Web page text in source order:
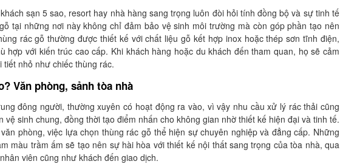
sạn 5 sao, resort hay nhà hàng sang trọng luôn đòi hỏi tính đồng bộ và sự tinh tế
tại những nơi này không chỉ đảm bảo vệ sinh môi trường mà còn góp phần tạo nên
rác gỗ thường được thiết kế với chất liệu gỗ kết hợp inox hoặc thép sơn tĩnh điện,
hợp với kiến trúc cao cấp. Khi khách hàng hoặc du khách đến tham quan, họ sẽ cảm
nhỏ như chiếc thùng rác.
Văn phòng, sảnh tòa nhà
đông người, thường xuyên có hoạt động ra vào, vì vậy nhu cầu xử lý rác thải cũng
sinh chung, đồng thời tạo điểm nhấn cho không gian nhờ thiết kế hiện đại và tinh tế.
phòng, việc lựa chọn thùng rác gỗ thể hiện sự chuyên nghiệp và đẳng cấp. Những
màu trầm ấm sẽ tạo nên sự hài hòa với thiết kế nội thất sang trọng của tòa nhà, qua
viên cũng như khách đến giao dịch.